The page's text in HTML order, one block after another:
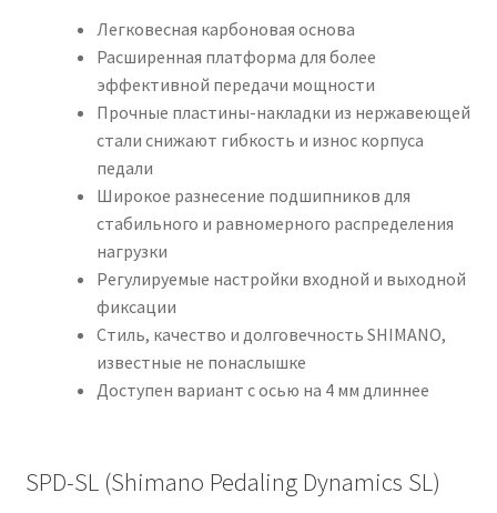
Легковесная карбоновая основа
Расширенная платформа для более
эффективной передачи мощности
Прочные пластины-накладки из нержавеющей
стали снижают гибкость и износ корпуса
педали
Широкое разнесение подшипников для
стабильного и равномерного распределения
нагрузки
Регулируемые настройки входной и выходной
фиксации
Стиль, качество и долговечность SHIMANO,
известные не понаслышке
Доступен вариант с осью на 4 мм длиннее
SPD-SL (Shimano Pedaling Dynamics SL)